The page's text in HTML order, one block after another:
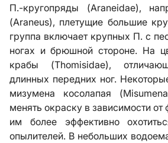
П.-кругопряды (Araneidae),
(Araneus), плетущие большие
группа включает крупных П. с
ногах и брюшной стороне. На
крабы (Thomisidae),
длинных передних ног.
мизумена косолапая
менять окраску в зависимости от
им более эффективно
опылителей. В небольших